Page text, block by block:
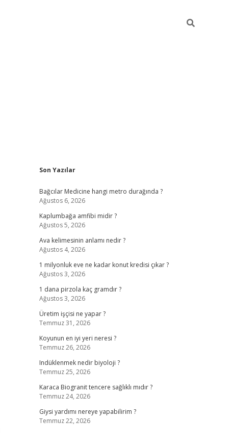
Sidebar
Son Yazılar
Bağcılar Medicine hangi metro durağında ?
Ağustos 6, 2026
Kaplumbağa amfibi midir ?
Ağustos 5, 2026
Ava kelimesinin anlamı nedir ?
Ağustos 4, 2026
1 milyonluk eve ne kadar konut kredisi çıkar ?
Ağustos 3, 2026
1 dana pirzola kaç gramdır ?
Ağustos 3, 2026
Üretim işçisi ne yapar ?
Temmuz 31, 2026
Koyunun en iyi yeri neresi ?
Temmuz 26, 2026
Indüklenmek nedir biyoloji ?
Temmuz 25, 2026
Karaca Biogranit tencere sağlıklı mıdır ?
Temmuz 24, 2026
Giysi yardımı nereye yapabilirim ?
Temmuz 22, 2026